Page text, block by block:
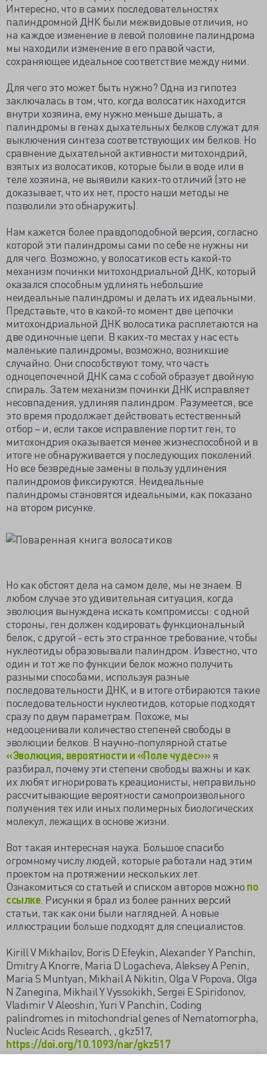
Интересно, что в самих последовательностях
палиндромной ДНК были межвидовые отличия, но
на каждое изменение в левой половине палиндрома
мы находили изменение в его правой части,
сохраняющее идеальное соответствие между ними.
Для чего это может быть нужно? Одна из гипотез
заключалась в том, что, когда волосатик находится
внутри хозяина, ему нужно меньше дышать, а
палиндромы в генах дыхательных белков служат для
выключения синтеза соответствующих им белков. Но
сравнение дыхательной активности митохондрий,
взятых из волосатиков, которые были в воде или в
теле хозяина, не выявили каких-то отличий (это не
доказывает, что их нет, просто наши методы не
позволили это обнаружить).
Нам кажется более правдоподобной версия, согласно
которой эти палиндромы сами по себе не нужны ни
для чего. Возможно, у волосатиков есть какой-то
механизм починки митохондриальной ДНК, который
оказался способным удлинять небольшие
неидеальные палиндромы и делать их идеальными.
Представьте, что в какой-то момент две цепочки
митохондриальной ДНК волосатика расплетаются на
две одиночные цепи. В каких-то местах у нас есть
маленькие палиндромы, возможно, возникшие
случайно. Они способствуют тому, что часть
одноцепочечной ДНК сама с собой образует двойную
спираль. Затем механизм починки ДНК исправляет
несовпадения, удлиняя палиндром. Разумеется, все
это время продолжает действовать естественный
отбор – и, если такое исправление портит ген, то
митохондрия оказывается менее жизнеспособной и в
итоге не обнаруживается у последующих поколений.
Но все безвредные замены в пользу удлинения
палиндромов фиксируются. Неидеальные
палиндромы становятся идеальными, как показано
на втором рисунке.
Но как обстоят дела на самом деле, мы не знаем. В
любом случае это удивительная ситуация, когда
эволюция вынуждена искать компромиссы: с одной
стороны, ген должен кодировать функциональный
белок, с другой - есть это странное требование, чтобы
нуклеотиды образовывали палиндром. Известно, что
один и тот же по функции белок можно получить
разными способами, используя разные
последовательности ДНК, и в итоге отбираются такие
последовательности нуклеотидов, которые подходят
сразу по двум параметрам. Похоже, мы
недооценивали количество степеней свободы в
эволюции белков. В научно-популярной статье
«Эволюция, вероятности и «Поле чудес»»я
разбирал, почему эти степени свободы важны и как
их любят игнорировать креационисты, неправильно
рассчитывающие вероятности самопроизвольного
получения тех или иных полимерных биологических
молекул, лежащих в основе жизни.
Вот такая интересная наука. Большое спасибо
огромному числу людей, которые работали над этим
проектом на протяжении нескольких лет.
Ознакомиться со статьей и списком авторов можно по
ссылке . Рисунки я брал из более ранних версий
статьи, так как они были наглядней. А новые
иллюстрации больше подходят для специалистов.
Kirill V Mikhailov, Boris D Efeykin, Alexander Y Panchin,
Dmitry A Knorre, Maria D Logacheva, Aleksey A Penin,
Maria S Muntyan, Mikhail A Nikitin, Olga V Popova, Olga
N Zanegina, Mikhail Y Vyssokikh, Sergei E Spiridonov,
Vladimir V Aleoshin, Yuri V Panchin, Coding
palindromes in mitochondrial genes of Nematomorpha,
Nucleic Acids Research, , gkz517,
https://doi.org/10.1093/nar/gkz517